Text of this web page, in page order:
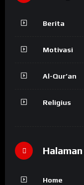
Berita
Motivasi
Al-Qur’an
Religius
Halaman
Home